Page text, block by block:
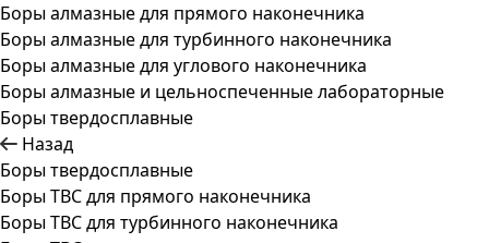
Боры алмазные для прямого наконечника
Боры алмазные для турбинного наконечника
Боры алмазные для углового наконечника
Боры алмазные и цельноспеченные лабораторные
Боры твердосплавные
Назад
Боры твердосплавные
Боры ТВС для прямого наконечника
Боры ТВС для турбинного наконечника